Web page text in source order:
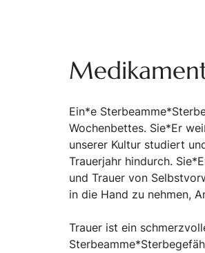
Ein*e
Wochenbettes. Sie*Er
unserer Kultur studiert
Trauerjahr hindurch.
und Trauer von
in die Hand zu nehmen,
Trauer ist ein